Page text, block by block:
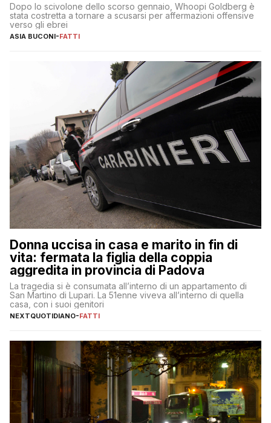
Dopo lo scivolone dello scorso gennaio, Whoopi Goldberg è
stata costretta a tornare a scusarsi per affermazioni offensive
verso gli ebrei
ASIA BUCONI-FATTI
Donna uccisa in casa e marito in fin di
vita: fermata la figlia della coppia
aggredita in provincia di Padova
La tragedia si è consumata all’interno di un appartamento di
San Martino di Lupari. La 51enne viveva all’interno di quella
casa, con i suoi genitori
NEXTQUOTIDIANO-FATTI